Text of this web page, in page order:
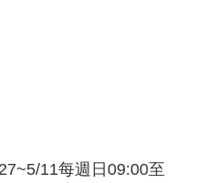
11每週日09:00至